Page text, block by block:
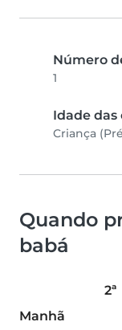
Número
1
Idade das
Criança
Quando
babá
2ª
Manhã